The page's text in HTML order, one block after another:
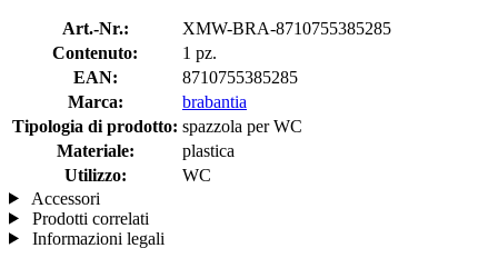
Art.-Nr.:
XMW-BRA-8710755385285
Contenuto:
1 pz.
EAN:
8710755385285
Marca:
brabantia
Tipologia di prodotto: spazzola per WC
Materiale:
plastica
Utilizzo:
WC
Accessori
Prodotti correlati
Informazioni legali